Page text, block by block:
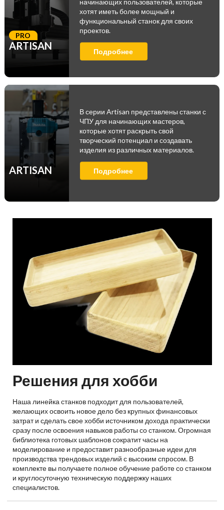
ARTISAN
PRO
хотят иметь более мощный и
функциональный станок для своих
проектов.
Подробнее
ARTISAN
В серии Artisan представлены станки с
ЧПУ для начинающих мастеров,
которые хотят раскрыть свой
творческий потенциал и создавать
изделия из различных материалов.
Подробнее
Решения для хобби
Наша линейка станков подходит для пользователей,
желающих освоить новое дело без крупных финансовых
затрат и сделать свое хобби источником дохода практически
сразу после освоения навыков работы со станком. Огромная
библиотека готовых шаблонов сократит часы на
моделирование и предоставит разнообразные идеи для
производства трендовых изделий с высоким спросом. В
комплекте вы получаете полное обучение работе со станком
и круглосуточную техническую поддержку наших
специалистов.